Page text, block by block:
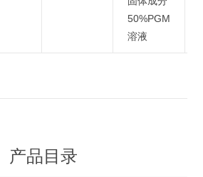
50%PGM
溶液
产品目录